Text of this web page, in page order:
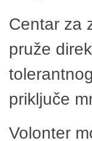
Centar za
pruže
priključe
Volonter